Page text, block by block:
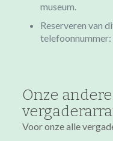
museum.
Reserveren van
telefoonnummer:
Onze andere
Voor onze alle